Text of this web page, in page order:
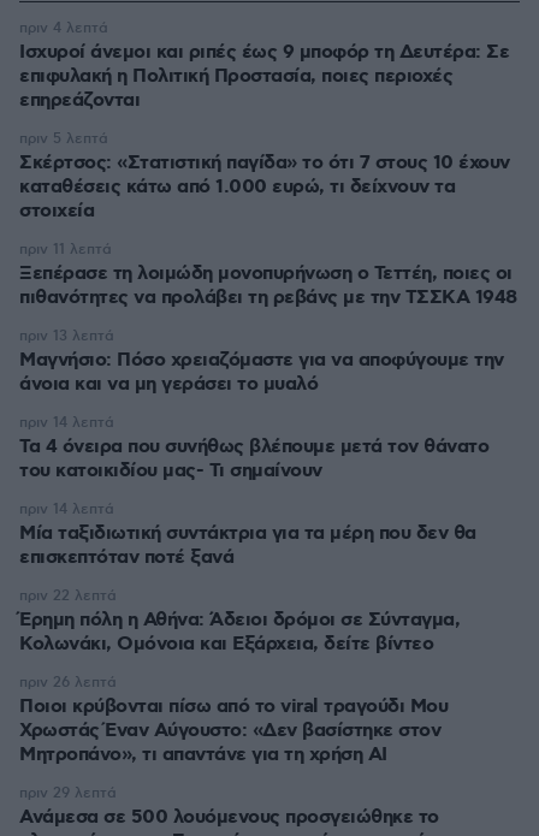
Ισχυροί άνεμοι και ριπές έως 9 μποφόρ τη Δευτέρα: Σε
επιφυλακή η Πολιτική Προστασία, ποιες περιοχές
επηρεάζονται
πριν 4 λεπτά
Σκέρτσος: «Στατιστική παγίδα» το ότι 7 στους 10 έχουν
καταθέσεις κάτω από 1.000 ευρώ, τι δείχνουν τα
στοιχεία
πριν 5 λεπτά
Ξεπέρασε τη λοιμώδη μονοπυρήνωση ο Τεττέη, ποιες οι
πιθανότητες να προλάβει τη ρεβάνς με την ΤΣΣΚΑ 1948
πριν 11 λεπτά
Μαγνήσιο: Πόσο χρειαζόμαστε για να αποφύγουμε την
άνοια και να μη γεράσει το μυαλό
πριν 13 λεπτά
Τα 4 όνειρα που συνήθως βλέπουμε μετά τον θάνατο
του κατοικιδίου μας- Τι σημαίνουν
πριν 14 λεπτά
Μία ταξιδιωτική συντάκτρια για τα μέρη που δεν θα
επισκεπτόταν ποτέ ξανά
πριν 14 λεπτά
Έρημη πόλη η Αθήνα: Άδειοι δρόμοι σε Σύνταγμα,
Κολωνάκι, Ομόνοια και Εξάρχεια, δείτε βίντεο
πριν 22 λεπτά
Ποιοι κρύβονται πίσω από το viral τραγούδι Μου
Χρωστάς Έναν Αύγουστο: «Δεν βασίστηκε στον
Μητροπάνο», τι απαντάνε για τη χρήση AI
πριν 26 λεπτά
Ανάμεσα σε 500 λουόμενους προσγειώθηκε το
πριν 29 λεπτά